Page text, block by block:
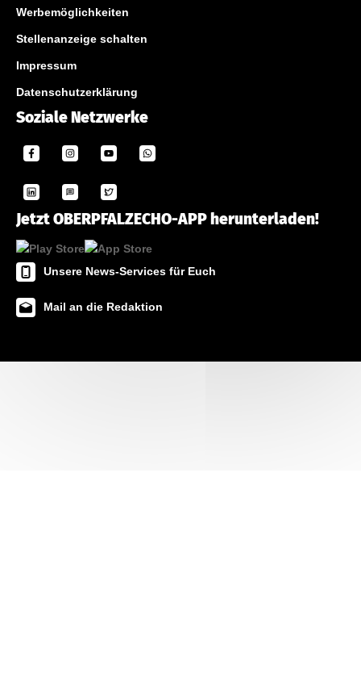
Werbemöglichkeiten
Stellenanzeige schalten
Impressum
Datenschutzerklärung
Soziale Netzwerke
Jetzt OBERPFALZECHO-APP herunterladen!
Unsere News-Services für Euch
Mail an die Redaktion